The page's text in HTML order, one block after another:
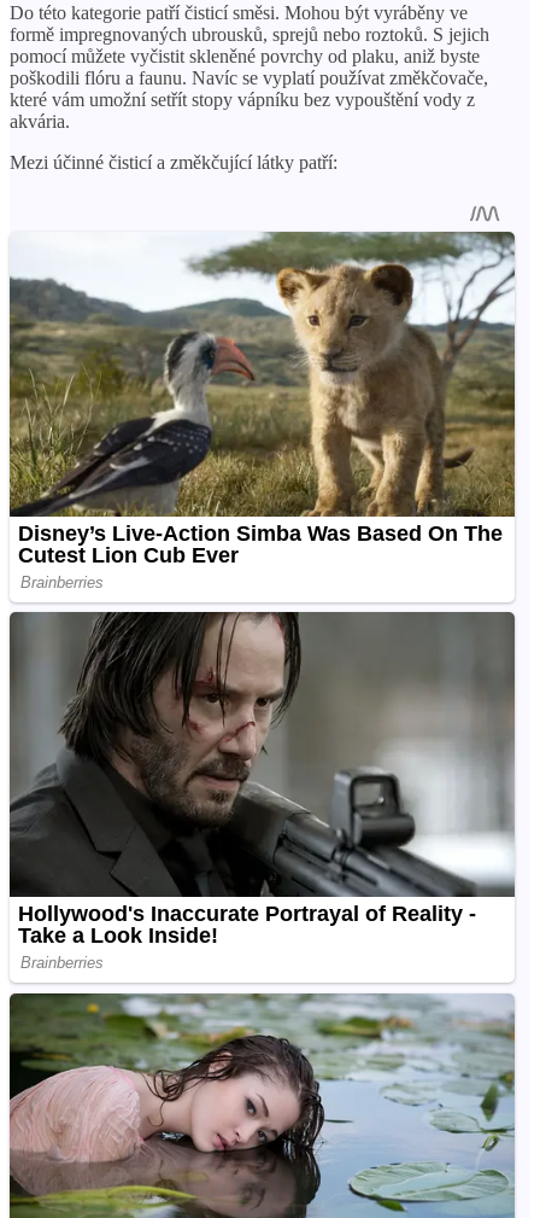
Do této kategorie patří čisticí směsi. Mohou být vyráběny ve
formě impregnovaných ubrousků, sprejů nebo roztoků. S jejich
pomocí můžete vyčistit skleněné povrchy od plaku, aniž byste
poškodili flóru a faunu. Navíc se vyplatí používat změkčovače,
které vám umožní setřít stopy vápníku bez vypouštění vody z
akvária.
Mezi účinné čisticí a změkčující látky patří: